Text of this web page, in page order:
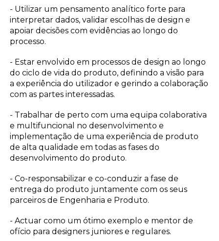
- Utilizar um pensamento analítico forte para
interpretar dados, validar escolhas de design e
apoiar decisões com evidências ao longo do
processo.
- Estar envolvido em processos de design ao longo
do ciclo de vida do produto, definindo a visão para
a experiência do utilizador e gerindo a colaboração
com as partes interessadas.
- Trabalhar de perto com uma equipa colaborativa
e multifuncional no desenvolvimento e
implementação de uma experiência de produto
de alta qualidade em todas as fases do
desenvolvimento do produto.
- Co-responsabilizar e co-conduzir a fase de
entrega do produto juntamente com os seus
parceiros de Engenharia e Produto.
- Actuar como um ótimo exemplo e mentor de
ofício para designers juniores e regulares.